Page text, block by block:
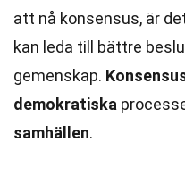
att nå konsensus, är
kan leda till bättre
gemenskap.
demokratiska
samhällen.